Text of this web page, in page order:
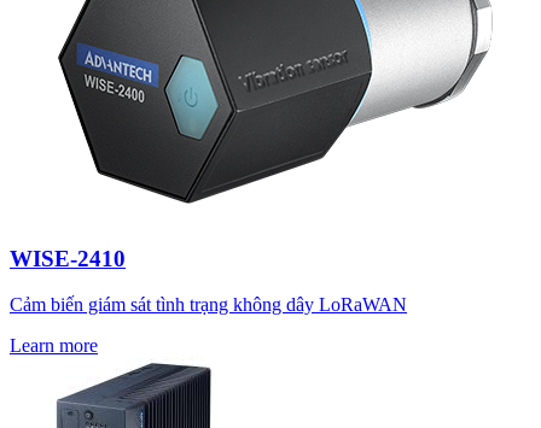
WISE-2410
Cảm biến giám sát tình trạng không dây LoRaWAN
Learn more